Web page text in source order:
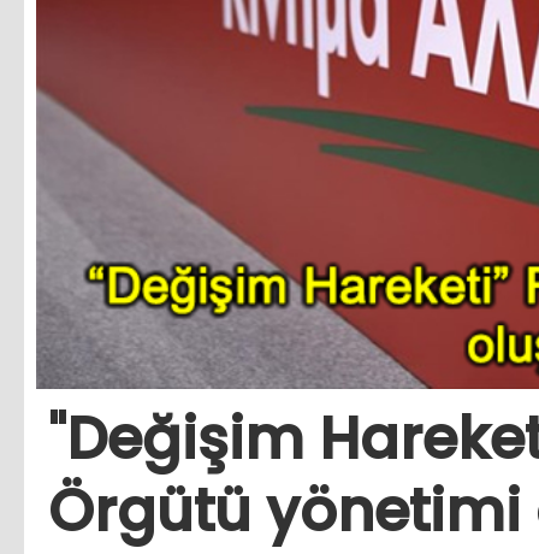
"Değişim
Örgütü